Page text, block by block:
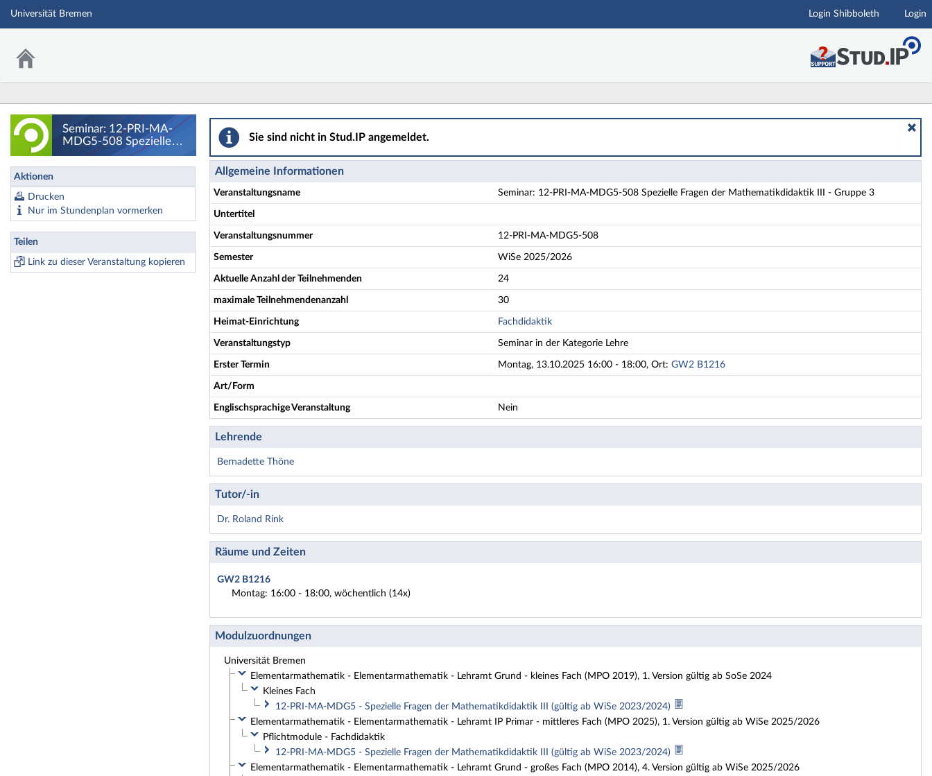
Hauptnavigation
Universität Bremen Login Shibboleth Login
Seminar: 12-PRI-MA-
MDG5-508 Spezielle
Fragen der
Mathematikdidaktik III -
Aktionen
Drucken
Nur im Stundenplan vormerken
Teilen
Link zu dieser Veranstaltung kopieren
Seminar: 12-PRI-MA-MDG5-508 Spezielle Fragen der Mathematikdidaktik III - Gruppe 3 - Details
Sie sind nicht in Stud.IP angemeldet.
Allgemeine Informationen
Veranstaltungsname Seminar: 12-PRI-MA-MDG5-508 Spezielle Fragen der Mathematikdidaktik III - Gruppe 3
Untertitel
Veranstaltungsnummer 12-PRI-MA-MDG5-508
Semester WiSe 2025/2026
Aktuelle Anzahl der Teilnehmenden 24
maximale Teilnehmendenanzahl 30
Heimat-Einrichtung Fachdidaktik
Veranstaltungstyp Seminar in der Kategorie Lehre
Erster Termin Montag, 13.10.2025 16:00 - 18:00, Ort: GW2 B1216
Art/Form
Englischsprachige Veranstaltung Nein
Lehrende
Bernadette Thöne
Tutor/-in
Dr. Roland Rink
Räume und Zeiten
GW2 B1216
Montag: 16:00 - 18:00, wöchentlich (14x)
Modulzuordnungen
Universität Bremen
Elementarmathematik - Elementarmathematik - Lehramt Grund - kleines Fach (MPO 2019), 1. Version gültig ab SoSe 2024
Kleines Fach
12-PRI-MA-MDG5 - Spezielle Fragen der Mathematikdidaktik III (gültig ab WiSe 2023/2024)
Elementarmathematik - Elementarmathematik - Lehramt IP Primar - mittleres Fach (MPO 2025), 1. Version gültig ab WiSe 2025/2026
Pflichtmodule - Fachdidaktik
12-PRI-MA-MDG5 - Spezielle Fragen der Mathematikdidaktik III (gültig ab WiSe 2023/2024)
Elementarmathematik - Elementarmathematik - Lehramt Grund - großes Fach (MPO 2014), 4. Version gültig ab WiSe 2025/2026